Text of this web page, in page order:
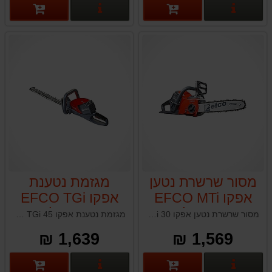
פרטים נוספים פרטים נוספים
מסור שרשרת נטען
אפקו EFCO MTi
30 גוף בלבד
1,569 ₪
פרטים נוספים
מגזמת נטענת
אפקו EFCO TGi
45 גוף בלבד
1,639 ₪
פרטים נוספים